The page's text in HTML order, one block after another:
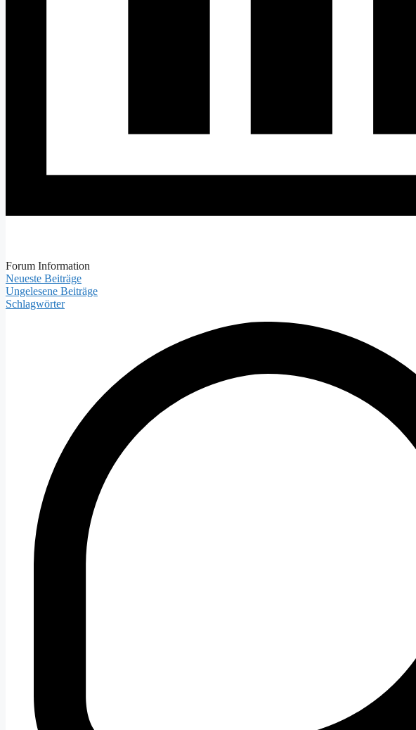
Forum Information
Neueste Beiträge
Ungelesene Beiträge
Schlagwörter